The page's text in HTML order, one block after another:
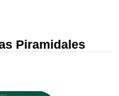
Piramidales